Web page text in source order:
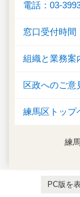
電話：03-
窓口受付時間
組織と業務案
区政へのご意
練馬区トップ
練
PC版を